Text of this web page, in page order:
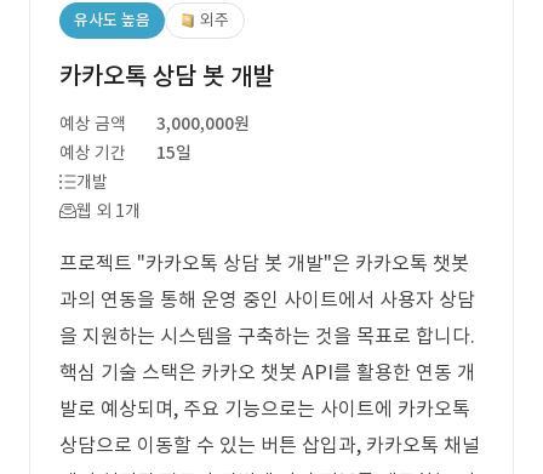
유사도 높음 외주
카카오톡 상담 봇 개발
예상 금액
3,000,000원
예상 기간
15일
개발
웹 외 1개
프로젝트 "카카오톡 상담 봇 개발"은 카카오톡 챗봇
과의 연동을 통해 운영 중인 사이트에서 사용자 상담
을 지원하는 시스템을 구축하는 것을 목표로 합니다.
핵심 기술 스택은 카카오 챗봇 API를 활용한 연동 개
발로 예상되며, 주요 기능으로는 사이트에 카카오톡
상담으로 이동할 수 있는 버튼 삽입과, 카카오톡 채널